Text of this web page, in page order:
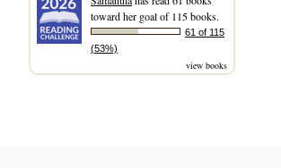
toward her goal of 115 books.
61 of 115
(53%)
view books